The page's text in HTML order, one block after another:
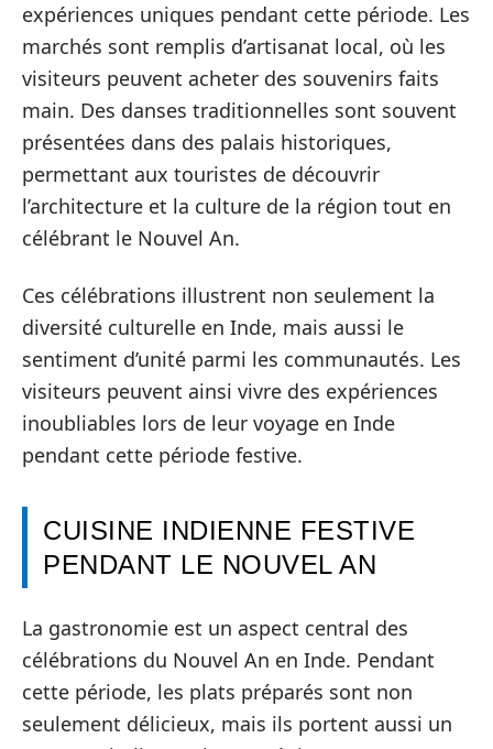
expériences uniques pendant cette période. Les
marchés sont remplis d’artisanat local, où les
visiteurs peuvent acheter des souvenirs faits
main. Des danses traditionnelles sont souvent
présentées dans des palais historiques,
permettant aux touristes de découvrir
l’architecture et la culture de la région tout en
célébrant le Nouvel An.
Ces célébrations illustrent non seulement la
diversité culturelle en Inde, mais aussi le
sentiment d’unité parmi les communautés. Les
visiteurs peuvent ainsi vivre des expériences
inoubliables lors de leur voyage en Inde
pendant cette période festive.
CUISINE INDIENNE FESTIVE
PENDANT LE NOUVEL AN
La gastronomie est un aspect central des
célébrations du Nouvel An en Inde. Pendant
cette période, les plats préparés sont non
seulement délicieux, mais ils portent aussi un